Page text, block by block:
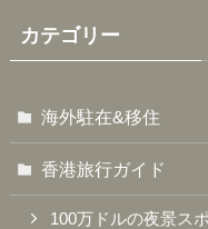
カテゴリー
海外駐在&移住
香港旅行ガイド
100万ドルの夜景ス